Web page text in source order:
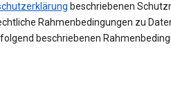
beschriebenen
Rahmenbedingungen zu
beschriebenen